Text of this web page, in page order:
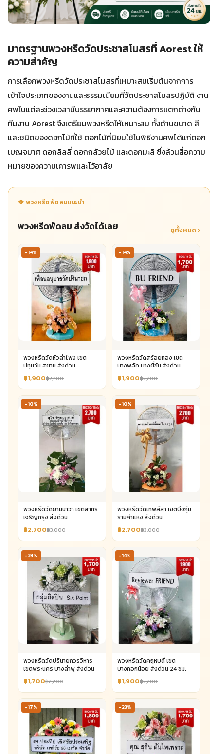
มาตรฐานพวงหรีดวัดประชาสโมสรที่ Aorest ให้
ความสำคัญ
การเลือกพวงหรีดวัดประชาสโมสรที่เหมาะสมเริ่มต้นจากการ
เข้าใจประเภทของงานและธรรมเนียมที่วัดประชาสโมสรปฏิบัติ งาน
ศพในแต่ละช่วงเวลามีบรรยากาศและความต้องการแตกต่างกัน
ทีมงาน Aorest จึงเตรียมพวงหรีดให้เหมาะสม ทั้งด้านขนาด สี
และชนิดของดอกไม้ที่ใช้ ดอกไม้ที่นิยมใช้ในพิธีงานศพได้แก่ดอก
เบญจมาศ ดอกลิลลี่ ดอกกล้วยไม้ และดอกมะลิ ซึ่งล้วนสื่อความ
หมายของความเคารพและไว้อาลัย
🪭 พวงหรีดพัดลมแนะนำ
พวงหรีดพัดลม ส่งวัดได้เลย ดูทั้งหมด ›
-14%
พวงหรีดวัดหัวลำโพง เขต
ปทุมวัน สยาม ส่งด่วน
฿1,900฿2,200
-14%
พวงหรีดวัดสร้อยทอง เขต
บางพลัด บางยี่ขัน ส่งด่วน
฿1,900฿2,200
-10%
พวงหรีดวัดยานนาวา เขตสาทร
เจริญกรุง ส่งด่วน
฿2,700฿3,000
-10%
พวงหรีดวัดเทพลีลา เขตบึงกุ่ม
รามคำแหง ส่งด่วน
฿2,700฿3,000
-23%
พวงหรีดวัดปรินายกวรวิหาร
เขตพระนคร บางลำพู ส่งด่วน
฿1,700฿2,200
-14%
พวงหรีดวัดคฤหบดี เขต
บางกอกน้อย ส่งด่วน 24 ชม.
฿1,900฿2,200
-17% -23%